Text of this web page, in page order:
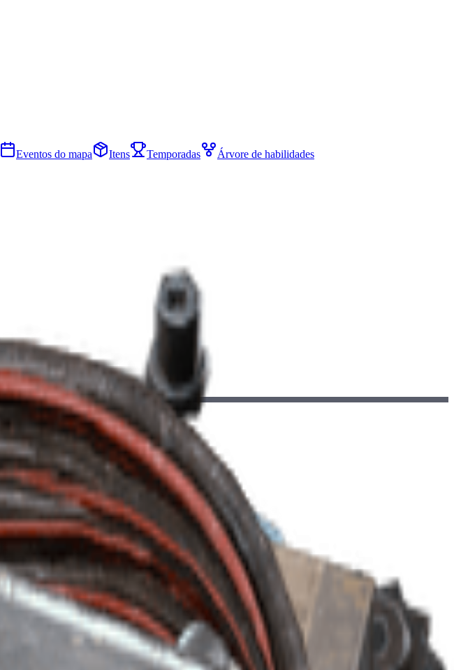
Eventos do mapa Itens Temporadas Árvore de habilidades